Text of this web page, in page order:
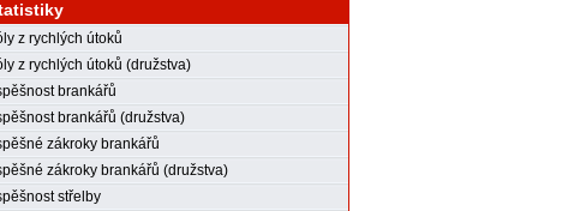
z rychlých útoků
z rychlých útoků (družstva)
brankářů
brankářů (družstva)
zákroky brankářů
zákroky brankářů (družstva)
střelby